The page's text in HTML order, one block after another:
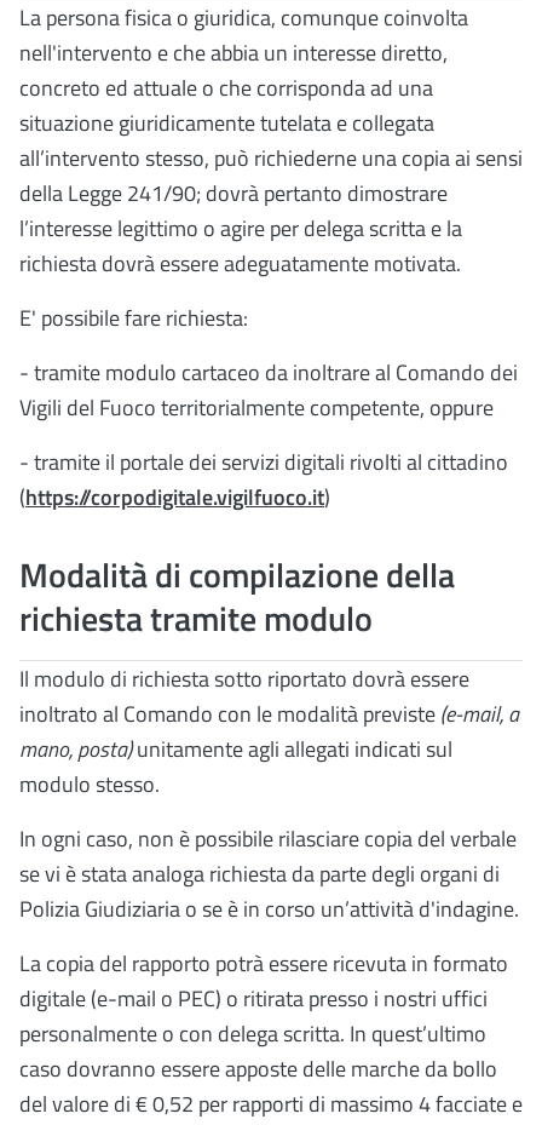
La persona fisica o giuridica, comunque coinvolta
nell'intervento e che abbia un interesse diretto,
concreto ed attuale o che corrisponda ad una
situazione giuridicamente tutelata e collegata
all’intervento stesso, può richiederne una copia ai sensi
della Legge 241/90; dovrà pertanto dimostrare
l’interesse legittimo o agire per delega scritta e la
richiesta dovrà essere adeguatamente motivata.
E' possibile fare richiesta:
- tramite modulo cartaceo da inoltrare al Comando dei
Vigili del Fuoco territorialmente competente, oppure
- tramite il portale dei servizi digitali rivolti al cittadino
(https://corpodigitale.vigilfuoco.it)
Modalità di compilazione della
richiesta tramite modulo
Il modulo di richiesta sotto riportato dovrà essere
inoltrato al Comando con le modalità previste(e-mail, a
mano, posta)unitamente agli allegati indicati sul
modulo stesso.
In ogni caso, non è possibile rilasciare copia del verbale
se vi è stata analoga richiesta da parte degli organi di
Polizia Giudiziaria o se è in corso un’attività d'indagine.
La copia del rapporto potrà essere ricevuta in formato
digitale (e-mail o PEC) o ritirata presso i nostri uffici
personalmente o con delega scritta. In quest’ultimo
caso dovranno essere apposte delle marche da bollo
del valore di € 0,52 per rapporti di massimo 4 facciate e